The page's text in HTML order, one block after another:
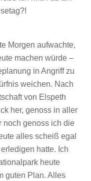
Morgen aufwachte,
machen würde –
in Angriff zu
weichen. Nach
von Elspeth
her, genoss in aller
noch genoss ich die
alles scheiß egal
hatte. Ich
heute
guten Plan. Alles